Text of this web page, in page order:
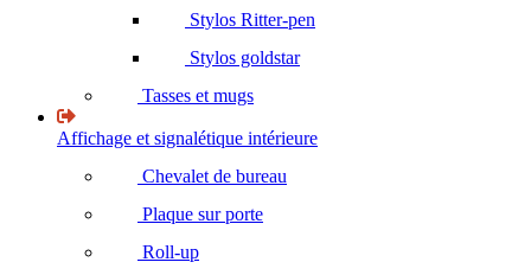
Stylos Ritter-pen
Stylos goldstar
Tasses et mugs
Affichage et signalétique intérieure
Chevalet de bureau
Plaque sur porte
Roll-up